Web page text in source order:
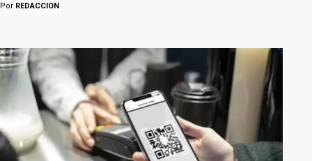
Por REDACCION